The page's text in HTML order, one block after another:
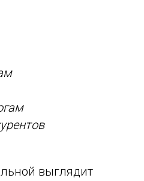
выглядит